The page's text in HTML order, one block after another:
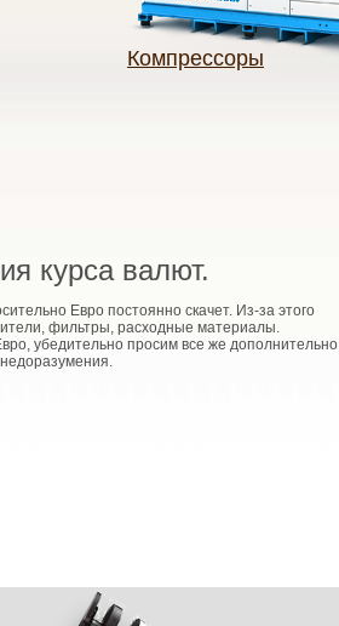
Компрессоры
курса валют.
Евро постоянно скачет. Из-за этого
фильтры, расходные материалы.
убедительно просим все же дополнительно